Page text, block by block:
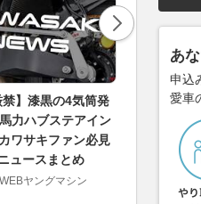
禁】漆黒の4気筒発
力ハブステアイン
ワサキファン必見
ュースまとめ
WEBヤングマシン
「これは本
い……」日
が一度は遭
の典型例！
あ
申込
愛車